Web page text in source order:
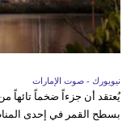
نيويورك - صوت الإمارات
بسطح القمر في إحدى